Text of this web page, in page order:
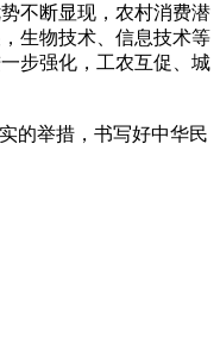
不断显现，农村消费潜
生物技术、信息技术等
步强化，工农互促、城
的举措，书写好中华民